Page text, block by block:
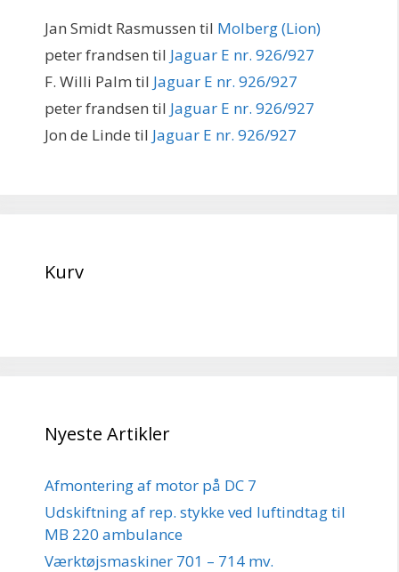
Jan Smidt Rasmussen til Molberg (Lion)
peter frandsen til Jaguar E nr. 926/927
F. Willi Palm til Jaguar E nr. 926/927
peter frandsen til Jaguar E nr. 926/927
Jon de Linde til Jaguar E nr. 926/927
Kurv
Nyeste Artikler
Afmontering af motor på DC 7
Udskiftning af rep. stykke ved luftindtag til
MB 220 ambulance
Værktøjsmaskiner 701 – 714 mv.